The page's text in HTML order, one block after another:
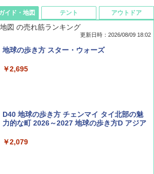
BE-PAL(ビ-パル) 2026年 9 月号【特別付録:
ディズニーファン ２０２６年 ９月号 [雑
誌] (ＤＩＳＮＥＹ ＦＡＮ)
￥713
イド・地図
図 の売れ筋ランキング
更新日時：2026/08/09 18:02
地球の歩き方 スター・ウォーズ
￥2,695
D40 地球の歩き方 チェンマイ タイ北部の魅
力的な町 2026～2027 地球の歩き方D アジア
￥2,079
テント アウトドア